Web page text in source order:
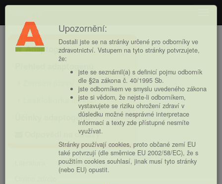
Adaptogeny
Hlavní
nabídkaAdaptogeny
Lesklokorka lesklá
Účinky adaptogenů
Odpovědi na dotazy
Online zdroje
Upozornění:
Dostali jste se na stránky určené pro odborníky ve
zdravotnictví. Vstupem na tyto stránky potvrzujete,
že:
jste se seznámil(a) s definicí pojmu odborník
dle §2a zákona č. 40/1995 Sb.
jste odborníkem ve smyslu uvedeného zákona
jste si vědom, že nejste-li odborníkem,
vystavujete se riziku ohrožení zdraví v
důsledku možné nesprávné interpretace
informací a texty zde přístupné nesmíte
využívat.
Stránky používají cookies, proto občané zemí EU
také potvrzují (dle směrnice EU 2002/58/EC), že s
použitím cookies souhlasí, jinak musí tyto stránky
(nebo EU) opustit.